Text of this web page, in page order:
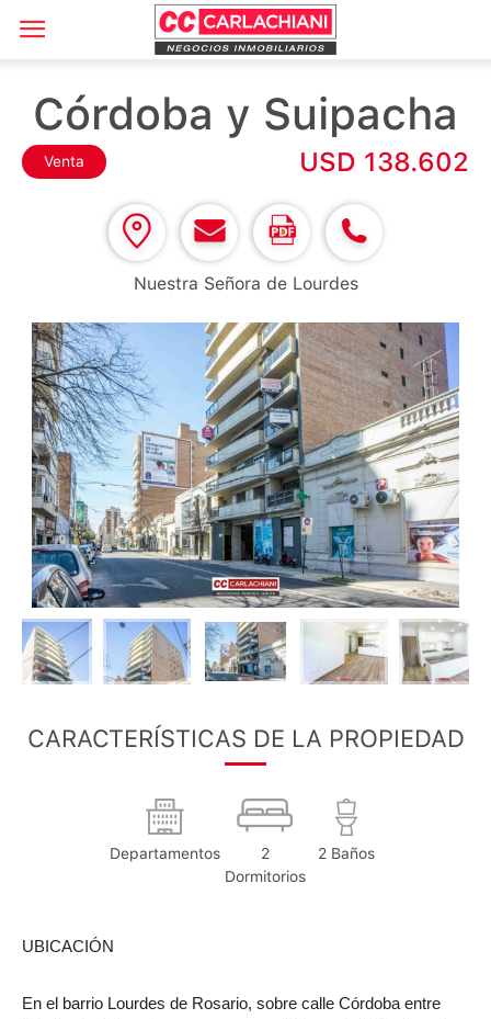
Córdoba y Suipacha
Venta USD 138.602
Nuestra Señora de Lourdes
CARACTERÍSTICAS DE LA PROPIEDAD
Departamentos
2
Dormitorios
2 Baños
UBICACIÓN
En el barrio Lourdes de Rosario, sobre calle Córdoba entre